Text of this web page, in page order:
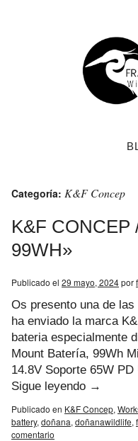
Categoría: K&F Concep
K&F CONCEP
99WH»
Publicado el 29 mayo, 2024por
Os presento una de
ha enviado la marca
bateria especialmente
Mount Batería, 99Wh
14.8V Soporte 65W
Sigue leyendo →
Publicado en K&F Concep,
battery, doñana, doñanawildlife,
comentario